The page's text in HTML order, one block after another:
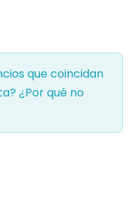
que coincidan
¿Por qué no